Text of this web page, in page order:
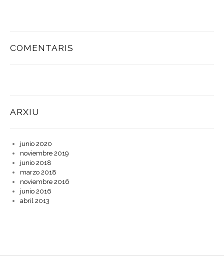
COMENTARIS
ARXIU
junio 2020
noviembre 2019
junio 2018
marzo 2018
noviembre 2016
junio 2016
abril 2013